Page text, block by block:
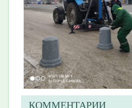
КОММЕНТАРИИ